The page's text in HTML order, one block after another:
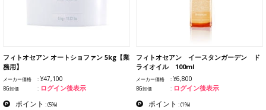
フィトオセアン オートショファン 5kg【業
務用】
メーカー価格 ¥47,100
BG卸価 ログイン後表示
ポイント :(5%)
フィトオセアン イースタンガーデン ド
ライオイル 100ml
メーカー価格 ¥6,800
BG卸価 ログイン後表示
ポイント :(1%)